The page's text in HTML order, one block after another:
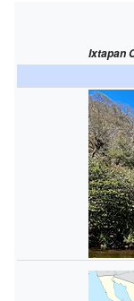
Ixtapan